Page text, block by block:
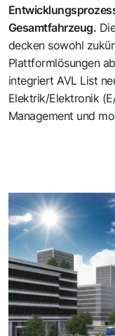
Gesamtfahrzeug.
decken sowohl
Plattformlösungen
integriert AVL List
Elektrik/Elektronik
Management und